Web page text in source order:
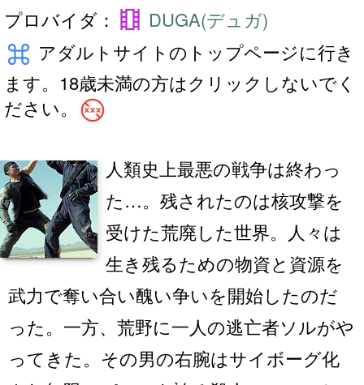
プロバイダ： theaters DUGA(デュガ)
keyboard_command_key アダルトサイトのトップページに行き
ます。18歳未満の方はクリックしないでく
ださい。 no_adult_content
人類史上最悪の戦争は終わっ
た…。残されたのは核攻撃を
受けた荒廃した世界。人々は
生き残るための物資と資源を
武力で奪い合い醜い争いを開始したのだ
った。一方、荒野に一人の逃亡者ソルがや
ってきた。その男の右腕はサイボーグ化